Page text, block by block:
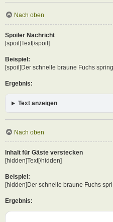
Nach oben
Spoiler Nachricht
[spoil]Text[/spoil]
Beispiel:
[spoil]Der schnelle braune Fuchs
Ergebnis:
Text anzeigen
Nach oben
Inhalt für Gäste verstecken
[hidden]Text[/hidden]
Beispiel:
[hidden]Der schnelle braune Fuchs
Ergebnis: